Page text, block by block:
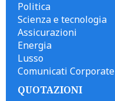
Politica
Scienza e tecnologia
Assicurazioni
Energia
Lusso
Comunicati Corporate
QUOTAZIONI